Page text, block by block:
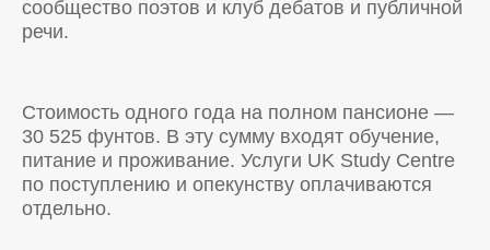
сообщество поэтов и клуб дебатов и публичной
речи.
Стоимость одного года на полном пансионе —
30 525 фунтов. В эту сумму входят обучение,
питание и проживание. Услуги UK Study Centre
по поступлению и опекунству оплачиваются
отдельно.